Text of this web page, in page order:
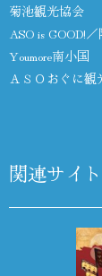
菊池観光協会
ASO is GOOD!
Youmore南小国
ＡＳＯおぐに
関連サイト